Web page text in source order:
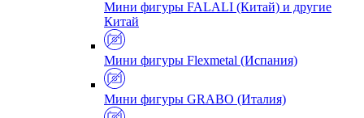
Мини фигуры FALALI (Китай) и другие
Китай
Мини фигуры Flexmetal (Испания)
Мини фигуры GRABO (Италия)